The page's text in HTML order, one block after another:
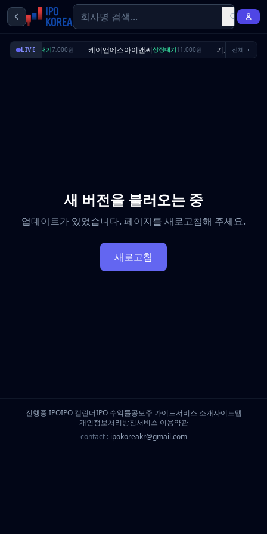
LIVE
리셔스상장대기7,000원 케이앤에스아이앤씨상장대기11,000원 기도산업 수요예
전체
새 버전을 불러오는 중
업데이트가 있었습니다. 페이지를 새로고침해 주세요.
새로고침
진행중 IPOIPO 캘린더IPO 수익률공모주 가이드서비스 소개사이트맵
개인정보처리방침서비스 이용약관
contact : ipokoreakr@gmail.com